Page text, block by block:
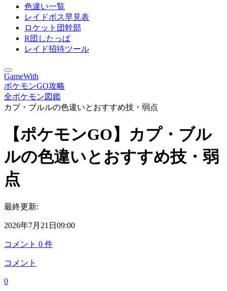
色違い一覧
レイドボス早見表
ロケット団幹部
R団したっぱ
レイド招待ツール
GameWith
ポケモンGO攻略
全ポケモン図鑑
カプ・ブルルの色違いとおすすめ技・弱点
【ポケモンGO】カプ・ブル
ルの色違いとおすすめ技・弱
点
最終更新:
2026年7月21日09:00
コメント 0 件
コメント
0